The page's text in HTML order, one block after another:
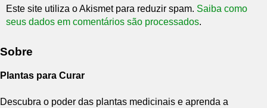
Este site utiliza o Akismet para reduzir spam. Saiba como
seus dados em comentários são processados.
Sobre
Plantas para Curar
Descubra o poder das plantas medicinais e aprenda a